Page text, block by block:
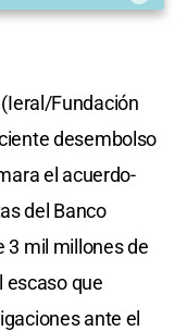
Fundación
desembolso
el acuerdo-
del Banco
3 mil millones de
escaso que
ante el